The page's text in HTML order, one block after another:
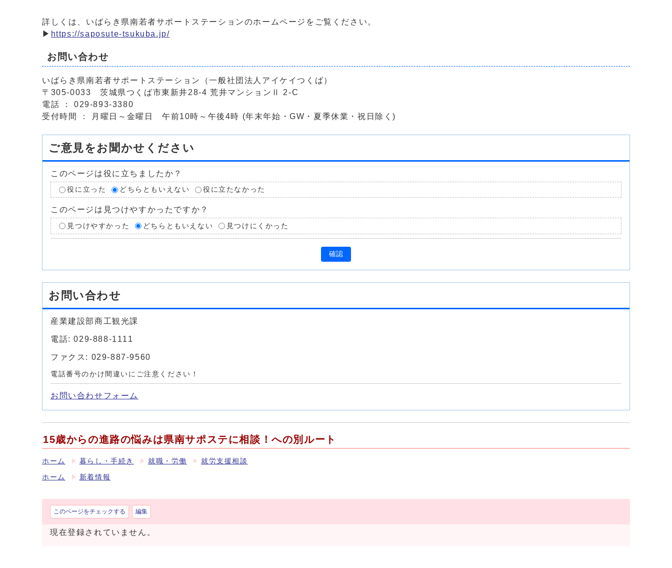
詳しくは、いばらき県南若者サポートステーションのホームページをご覧ください。
▶ https://saposute-tsukuba.jp/
お問い合わせ
いばらき県南若者サポートステーション（一般社団法人アイケイつくば）
〒305-0033 茨城県つくば市東新井28-4 荒井マンションⅡ 2-C
電話 ： 029-893-3380
受付時間 ： 月曜日～金曜日 午前10時～午後4時 (年末年始・GW・夏季休業・祝日除く)
ご意見をお聞かせください
このページは役に立ちましたか？
役に立った どちらともいえない 役に立たなかった
このページは見つけやすかったですか？
見つけやすかった どちらともいえない 見つけにくかった
確認
お問い合わせ
産業建設部商工観光課
電話: 029-888-1111
ファクス: 029-887-9560
電話番号のかけ間違いにご注意ください！
お問い合わせフォーム
15歳からの進路の悩みは県南サポステに相談！への別ルート
ホーム 暮らし・手続き 就職・労働 就労支援相談
ホーム 新着情報
このページをチェックする 編集
現在登録されていません。